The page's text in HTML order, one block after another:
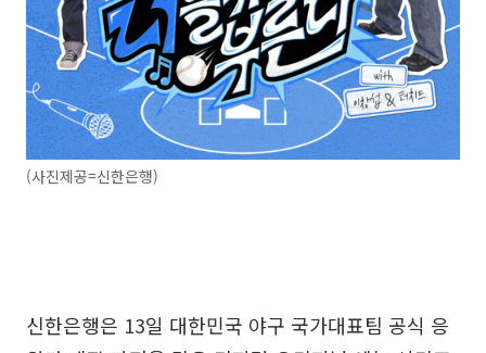
(사진제공=신한은행)
신한은행은 13일 대한민국 야구 국가대표팀 공식 응